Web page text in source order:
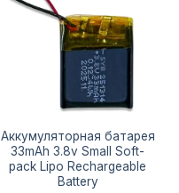
Аккумуляторная батарея
33mAh 3.8v Small Soft-
pack Lipo Rechargeable
Battery